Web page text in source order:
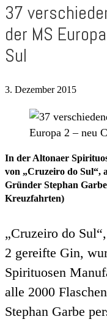
37
der MS
Sul
3. Dezember 2015
In der Altonaer
von „Cruzeiro do Sul“,
Gründer Stephan
Kreuzfahrten)
„Cruzeiro do
2 gereifte Gin,
Spirituosen
alle 2000
Stephan Garbe